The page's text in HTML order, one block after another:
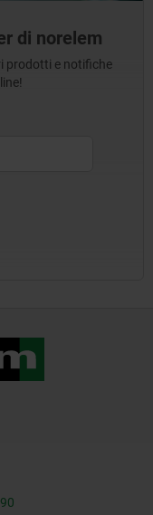
di norelem
prodotti e notifiche